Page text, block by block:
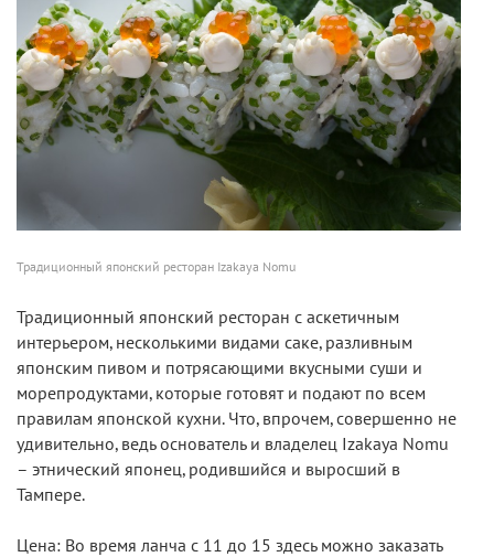
Традиционный японский ресторан Izakaya Nomu
Традиционный японский ресторан с аскетичным
интерьером, несколькими видами саке, разливным
японским пивом и потрясающими вкусными суши и
морепродуктами, которые готовят и подают по всем
правилам японской кухни. Что, впрочем, совершенно не
удивительно, ведь основатель и владелец Izakaya Nomu
– этнический японец, родившийся и выросший в
Тампере.
Цена: Во время ланча с 11 до 15 здесь можно заказать